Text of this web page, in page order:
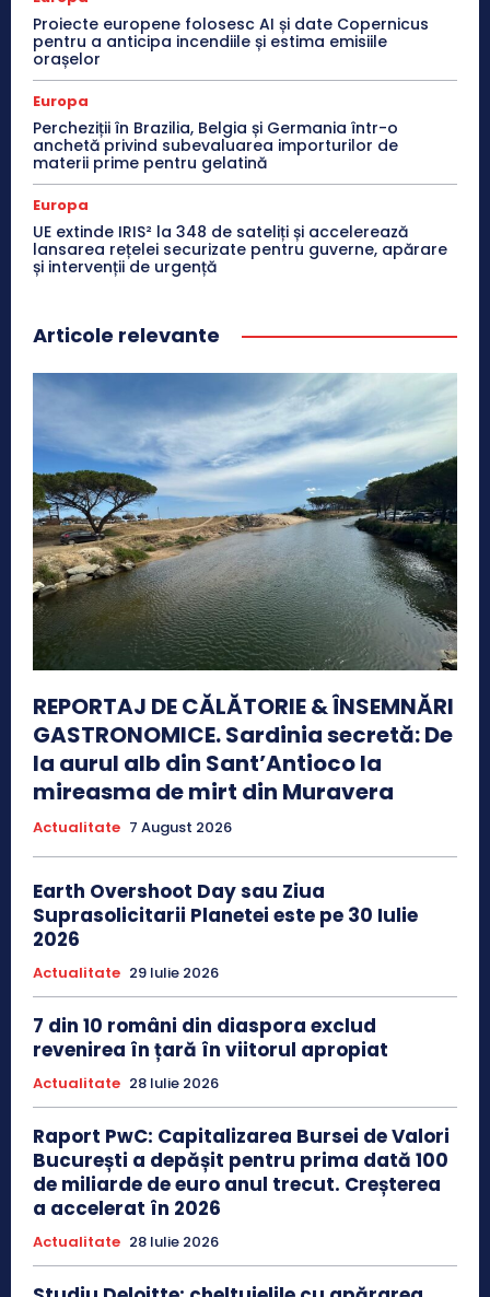
Proiecte europene folosesc AI și date Copernicus
pentru a anticipa incendiile și estima emisiile
orașelor
Europa
Percheziții în Brazilia, Belgia și Germania într-o
anchetă privind subevaluarea importurilor de
materii prime pentru gelatină
Europa
UE extinde IRIS² la 348 de sateliți și accelerează
lansarea rețelei securizate pentru guverne, apărare
și intervenții de urgență
Articole relevante
REPORTAJ DE CĂLĂTORIE & ÎNSEMNĂRI
GASTRONOMICE. Sardinia secretă: De
la aurul alb din Sant’Antioco la
mireasma de mirt din Muravera
Actualitate 7 August 2026
Earth Overshoot Day sau Ziua
Suprasolicitarii Planetei este pe 30 Iulie
2026
Actualitate 29 Iulie 2026
7 din 10 români din diaspora exclud
revenirea în țară în viitorul apropiat
Actualitate 28 Iulie 2026
Raport PwC: Capitalizarea Bursei de Valori
București a depășit pentru prima dată 100
de miliarde de euro anul trecut. Creșterea
a accelerat în 2026
Actualitate 28 Iulie 2026